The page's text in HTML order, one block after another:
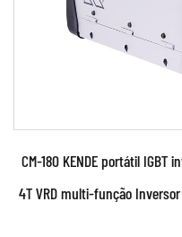
CM-180 KENDE portátil IGBT
4T VRD multi-função